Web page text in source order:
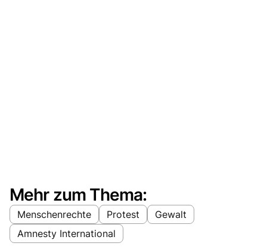
Mehr zum Thema:
Menschenrechte Protest
Gewalt
Amnesty International